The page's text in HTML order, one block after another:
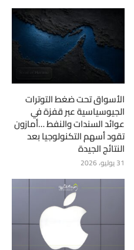
الأسواق تحت ضغط التوترات
الجيوسياسية عبر قفزة في
عوائد السندات والنفط …أمازون
تقود أسهم التكنولوجيا بعد
النتائج الجيدة
31 يوليو، 2026